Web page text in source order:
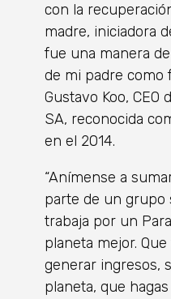
con la
madre, iniciadora
fue una manera
de mi padre como
Gustavo Koo, CEO
SA, reconocida
en el 2014.
“Anímense a
parte de un grupo
trabaja por un
planeta mejor.
generar ingresos,
planeta, que